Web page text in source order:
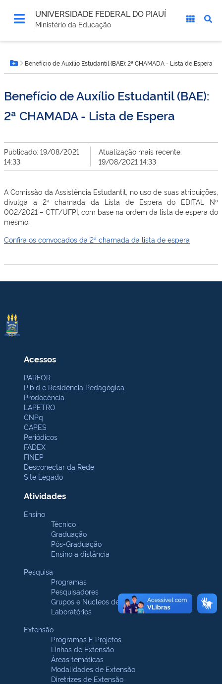
UNIVERSIDADE FEDERAL DO PIAUÍ
Ministério da Educação
está
aqui:Botão Menu
Benefício de Auxílio Estudantil (BAE): 2ª CHAMADA - Lista de Espera
Benefício de Auxílio Estudantil (BAE):
2ª CHAMADA - Lista de Espera
Publicado: 19/08/2021
14:33
Atualização mais recente:
19/08/2021 14:33
A Comissão da Assistência Estudantil, no uso de suas atribuições,
divulga a 2ª chamada da Lista de Espera do EDITAL Nº
002/2021 – CTF/UFPI, com base na ordem da lista de espera do
mesmo.
Confira os convocados da 2ª chamada da lista de espera
Acessos
PARFOR
Pibid e Residência Pedagógica
Prodocência
LAPETRO
CNPq
CAPES
Periódicos
FADEX
FINEP
Desconectar da Rede
Site Legado
Atividades
Ensino
Técnico
Graduação
Pós-Graduação
Ensino a distância
Pesquisa
Programas
Pesquisadores
Grupos e Núcleos de pesquisa
Laboratórios
Extensão
Programas E Projetos
Linhas de Extensão
Áreas temáticas
Modalidades de Extensão
Diretrizes de Extensão